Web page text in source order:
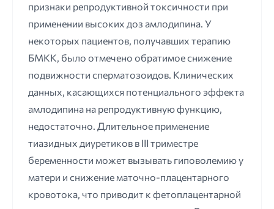
признаки репродуктивной токсичности при
применении высоких доз амлодипина. У
некоторых пациентов, получавших терапию
БМКК, было отмечено обратимое снижение
подвижности сперматозоидов. Клинических
данных, касающихся потенциального эффекта
амлодипина на репродуктивную функцию,
недостаточно. Длительное применение
тиазидных диуретиков в III триместре
беременности может вызывать гиповолемию у
матери и снижение маточно-плацентарного
кровотока, что приводит к фетоплацентарной